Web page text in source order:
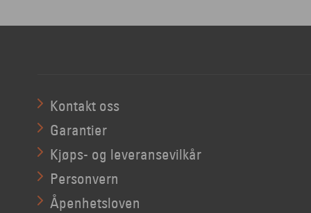
Kontakt oss
Garantier
Kjøps- og leveransevilkår
Personvern
Åpenhetsloven